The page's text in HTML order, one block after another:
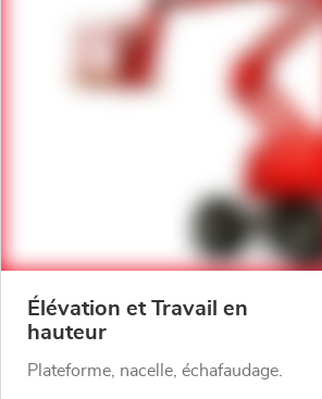
Élévation et Travail en
hauteur
Plateforme, nacelle, échafaudage.